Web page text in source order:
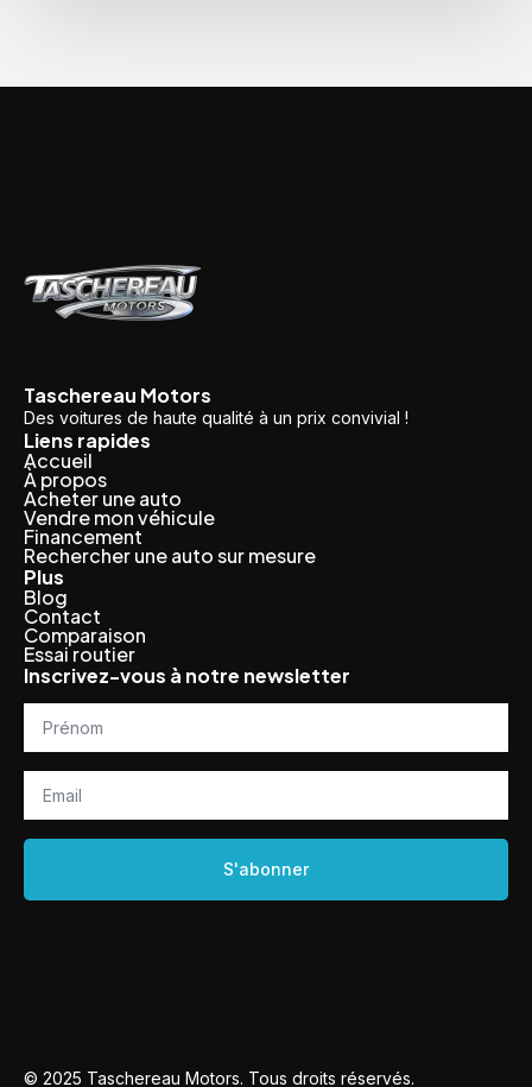
Taschereau Motors
Des voitures de haute qualité à un prix convivial !
Liens rapides
Accueil
À propos
Acheter une auto
Vendre mon véhicule
Financement
Rechercher une auto sur mesure
Plus
Blog
Contact
Comparaison
Essai routier
Inscrivez-vous à notre newsletter
Prénom
Email
S'abonner
© 2025 Taschereau Motors. Tous droits réservés.